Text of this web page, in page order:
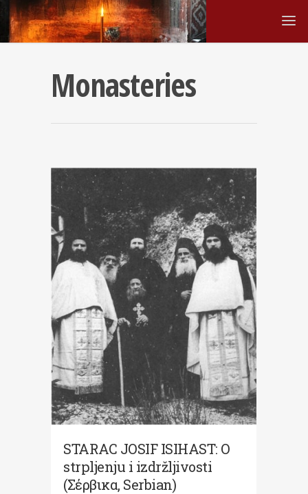
Monasteries
STARAC JOSIF ISIHAST: O
strpljenju i izdržljivosti
(Σέρβικα, Serbian)